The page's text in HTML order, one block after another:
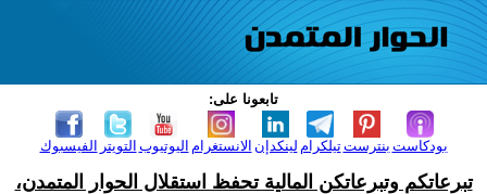
تابعونا على:
الفيسبوك التويتر اليوتيوب الانستغرام لينكدإن تيلكرامبنترست بودكاست
تبرعاتكم وتبرعاتكن المالية تحفظ استقلال الحوار المتمدن،